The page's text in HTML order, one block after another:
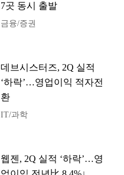
7곳 동시 출발
금융/증권
데브시스터즈, 2Q 실적
‘하락’…영업이익 적자전
환
IT/과학
웹젠, 2Q 실적 ‘하락’…영